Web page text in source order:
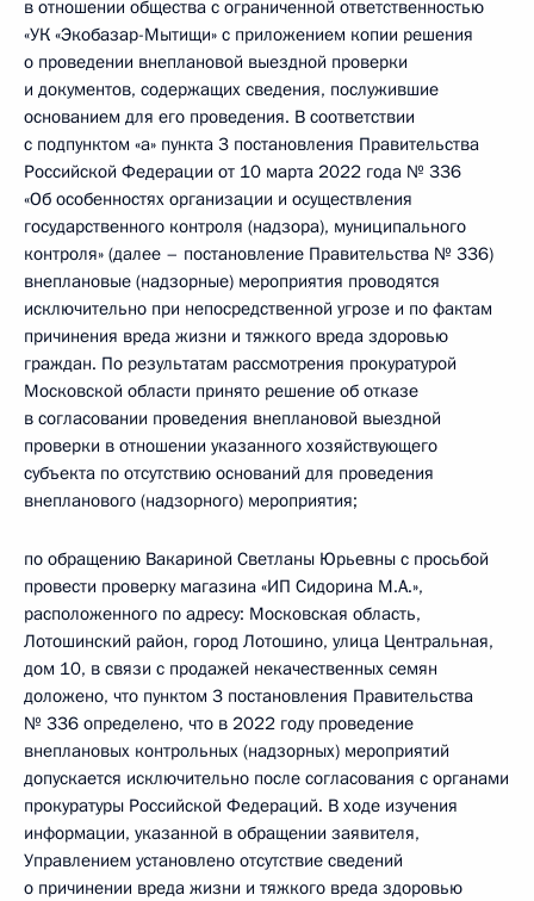
в отношении общества с ограниченной ответственностью
«УК «Экобазар-Мытищи» с приложением копии решения
о проведении внеплановой выездной проверки
и документов, содержащих сведения, послужившие
основанием для его проведения. В соответствии
с подпунктом «а» пункта 3 постановления Правительства
Российской Федерации от 10 марта 2022 года № 336
«Об особенностях организации и осуществления
государственного контроля (надзора), муниципального
контроля» (далее – постановление Правительства № 336)
внеплановые (надзорные) мероприятия проводятся
исключительно при непосредственной угрозе и по фактам
причинения вреда жизни и тяжкого вреда здоровью
граждан. По результатам рассмотрения прокуратурой
Московской области принято решение об отказе
в согласовании проведения внеплановой выездной
проверки в отношении указанного хозяйствующего
субъекта по отсутствию оснований для проведения
внепланового (надзорного) мероприятия;
по обращению Вакариной Светланы Юрьевны с просьбой
провести проверку магазина «ИП Сидорина М.А.»,
расположенного по адресу: Московская область,
Лотошинский район, город Лотошино, улица Центральная,
дом 10, в связи с продажей некачественных семян
доложено, что пунктом 3 постановления Правительства
№ 336 определено, что в 2022 году проведение
внеплановых контрольных (надзорных) мероприятий
допускается исключительно после согласования с органами
прокуратуры Российской Федераций. В ходе изучения
информации, указанной в обращении заявителя,
Управлением установлено отсутствие сведений
о причинении вреда жизни и тяжкого вреда здоровью